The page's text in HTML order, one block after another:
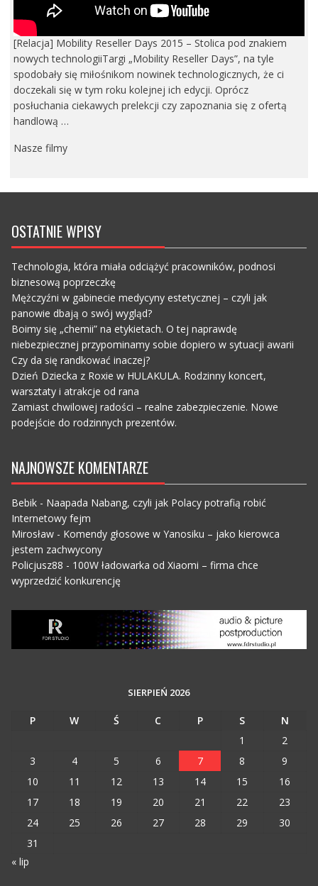
[Relacja] Mobility Reseller Days 2015 – Stolica pod znakiem
nowych technologiiTargi „Mobility Reseller Days”, na tyle
spodobały się miłośnikom nowinek technologicznych, że ci
doczekali się w tym roku kolejnej ich edycji. Oprócz
posłuchania ciekawych prelekcji czy zapoznania się z ofertą
handlową …
Nasze filmy
OSTATNIE WPISY
Technologia, która miała odciążyć pracowników, podnosi
biznesową poprzeczkę
Mężczyźni w gabinecie medycyny estetycznej – czyli jak
panowie dbają o swój wygląd?
Boimy się „chemii” na etykietach. O tej naprawdę
niebezpiecznej przypominamy sobie dopiero w sytuacji awarii
Czy da się randkować inaczej?
Dzień Dziecka z Roxie w HULAKULA. Rodzinny koncert,
warsztaty i atrakcje od rana
Zamiast chwilowej radości – realne zabezpieczenie. Nowe
podejście do rodzinnych prezentów.
NAJNOWSZE KOMENTARZE
Bebik- Naapada Nabang, czyli jak Polacy potrafią robić
Internetowy fejm
Mirosław- Komendy głosowe w Yanosiku – jako kierowca
jestem zachwycony
Policjusz88 - 100W ładowarka od Xiaomi – firma chce
wyprzedzić konkurencję
SIERPIEŃ 2026
P W Ś C P S
N
1
2
3
4 5 6 7 8
9
10
11 12 13 14 15
16
17
18 19 20 21 22
23
24
25 26 27 28 29
30
31
« lip